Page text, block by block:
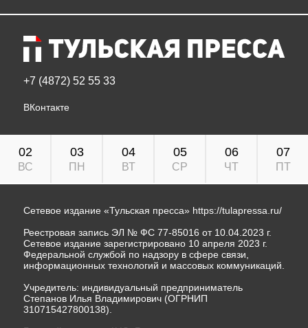
+7 (4872) 52 55 33
ВКонтакте
02
ВС
03
ПН
04
ВТ
05
СР
06
ЧТ
07
ПТ
Сетевое издание «Тульская пресса» https://tulapressa.ru/
Реестровая запись ЭЛ № ФС 77-85016 от 10.04.2023 г.
Сетевое издание зарегистрировано 10 апреля 2023 г.
Федеральной службой по надзору в сфере связи,
информационных технологий и массовых коммуникаций.
Учредитель: индивидуальный предприниматель
Степанов Илья Владимирович (ОГРНИП
310715427800138).